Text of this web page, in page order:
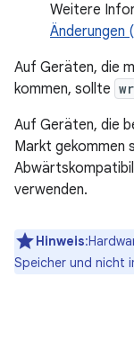
Weitere
Änderungen
Auf Geräten, die
kommen, sollte
Auf Geräten, die
Markt gekommen
verwenden.
Hinweis
Speicher und nicht